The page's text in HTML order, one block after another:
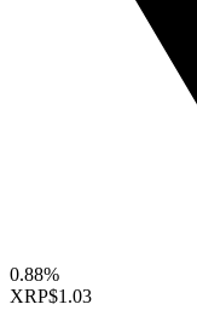
0.88%
XRP$1.03